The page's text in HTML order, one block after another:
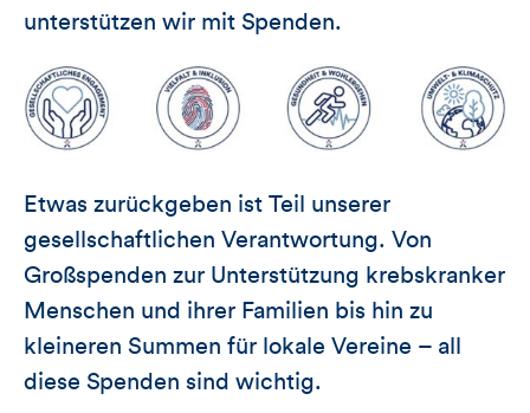
unterstützen wir mit Spenden.
Etwas zurückgeben ist Teil unserer
gesellschaftlichen Verantwortung. Von
Großspenden zur Unterstützung krebskranker
Menschen und ihrer Familien bis hin zu
kleineren Summen für lokale Vereine – all
diese Spenden sind wichtig.